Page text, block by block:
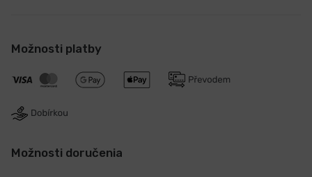
Možnosti platby
Možnosti doručenia